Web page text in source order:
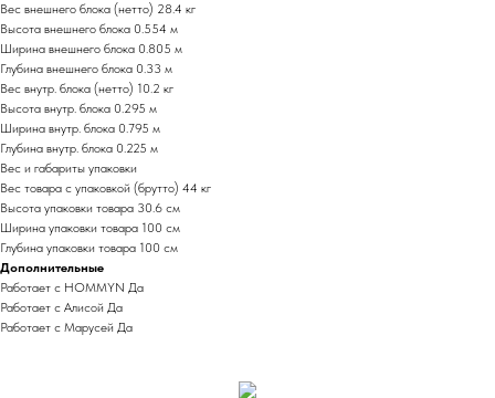
Вес внешнего блока (нетто) 28.4 кг
Высота внешнего блока 0.554 м
Ширина внешнего блока 0.805 м
Глубина внешнего блока 0.33 м
Вес внутр. блока (нетто) 10.2 кг
Высота внутр. блока 0.295 м
Ширина внутр. блока 0.795 м
Глубина внутр. блока 0.225 м
Вес и габариты упаковки
Вес товара с упаковкой (брутто) 44 кг
Высота упаковки товара 30.6 см
Ширина упаковки товара 100 см
Глубина упаковки товара 100 см
Дополнительные
Работает с HOMMYN Да
Работает с Алисой Да
Работает с Марусей Да